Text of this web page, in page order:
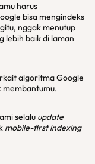
harus
bisa mengindeks
nggak menutup
lebih baik di laman
algoritma Google
membantumu.
selalu update
mobile-first indexing